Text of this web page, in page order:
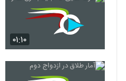
۰۱:۱۰